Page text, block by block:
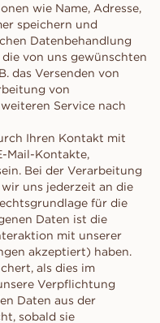
wie Name, Adresse,
speichern und
Datenbehandlung
von uns gewünschten
das Versenden von
von
Service nach
Ihren Kontakt mit
Mail-Kontakte,
Bei der Verarbeitung
uns jederzeit an die
für die
Daten ist die
mit unserer
akzeptiert) haben.
als dies im
Verpflichtung
Daten aus der
sobald sie